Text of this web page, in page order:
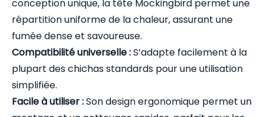
conception unique, la tête Mockingbird permet une
répartition uniforme de la chaleur, assurant une
fumée dense et savoureuse.
Compatibilité universelle :S’adapte facilement à la
plupart des chichas standards pour une utilisation
simplifiée.
Facile à utiliser :Son design ergonomique permet un